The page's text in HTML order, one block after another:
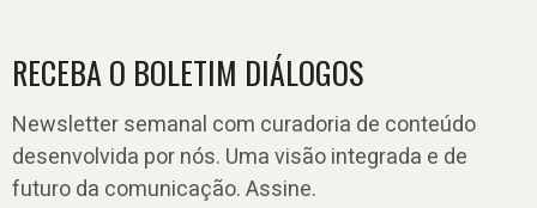
RECEBA O BOLETIM DIÁLOGOS
Newsletter semanal com curadoria de conteúdo
desenvolvida por nós. Uma visão integrada e de
futuro da comunicação. Assine.